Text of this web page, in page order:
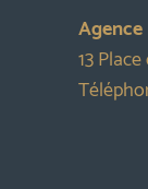
13